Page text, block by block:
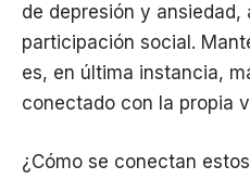
de depresión y
participación social.
es, en última instancia,
conectado con la propia
¿Cómo se conectan